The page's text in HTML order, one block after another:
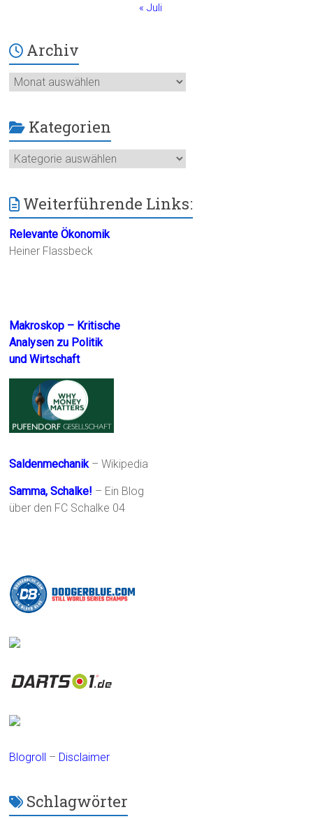
« Juli
Archiv
Archiv
Kategorien
Kategorien
Weiterführende Links:
Relevante Ökonomik
Heiner Flassbeck
Makroskop – Kritische
Analysen zu Politik
und Wirtschaft
Saldenmechanik– Wikipedia
Samma, Schalke! – Ein Blog
über den FC Schalke 04
Blogroll – Disclaimer
Schlagwörter